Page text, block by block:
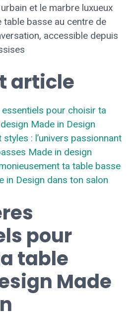
et le marbre luxueux
table basse au centre de
accessible depuis
article
pour choisir ta
Made in Design
styles : l’univers passionnant
Made in design
ta table basse
in Design dans ton salon
pour
table
Made